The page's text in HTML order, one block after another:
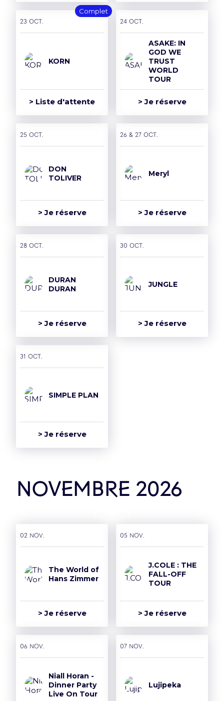
Complet
23 oct.
KORN
> Liste d'attente
24 oct.
ASAKE: IN
GOD WE
TRUST
WORLD
TOUR
> Je réserve
25 oct.
DON
TOLIVER
> Je réserve
26 & 27 oct.
Meryl
> Je réserve
28 oct.
DURAN
DURAN
> Je réserve
30 oct.
JUNGLE
> Je réserve
31 oct.
SIMPLE PLAN
> Je réserve
novembre 2026
02 nov.
The World of
Hans Zimmer
> Je réserve
05 nov.
J.COLE : THE
FALL-OFF
TOUR
> Je réserve
06 nov.
Niall Horan -
Dinner Party
Live On Tour
07 nov.
Lujipeka